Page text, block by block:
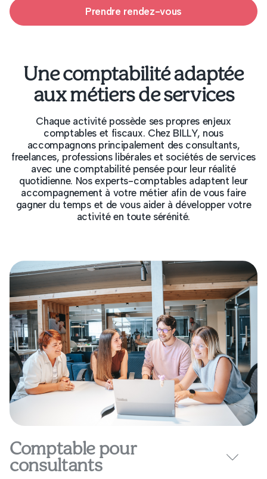
Prendre rendez-vous
Une comptabilité adaptée
aux métiers de services
Chaque activité possède ses propres enjeux
comptables et fiscaux. Chez BILLY, nous
accompagnons principalement des consultants,
freelances, professions libérales et sociétés de services
avec une comptabilité pensée pour leur réalité
quotidienne. Nos experts-comptables adaptent leur
accompagnement à votre métier afin de vous faire
gagner du temps et de vous aider à développer votre
activité en toute sérénité.
Comptable pour
consultants